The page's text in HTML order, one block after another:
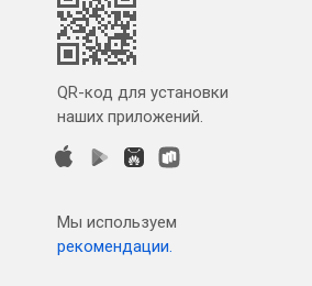
QR-код для установки
наших приложений.
Мы используем
рекомендации.